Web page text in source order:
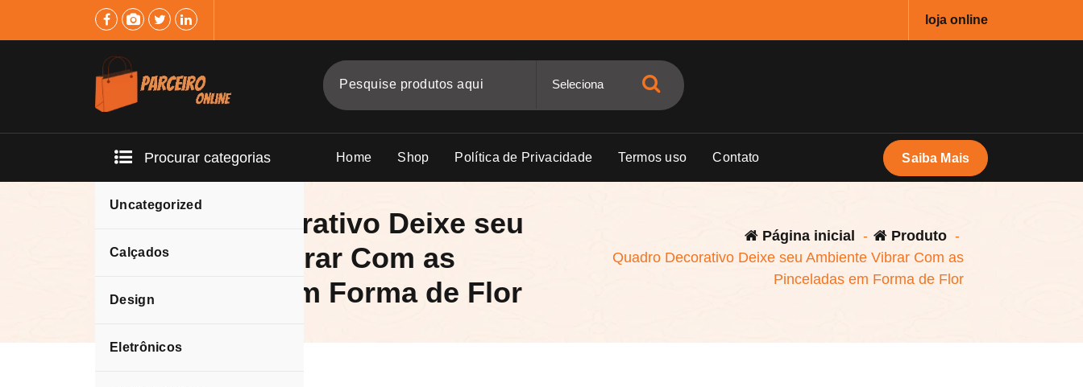
loja online
Procurar categorias
Uncategorized
Calçados
Design
Eletrônicos
Home Shop Política de Privacidade Termos uso Contato Saiba Mais
Quadro Decorativo Deixe seu
Ambiente Vibrar Com as
Pinceladas em Forma de Flor
Página inicial - Produto -
Quadro Decorativo Deixe seu Ambiente Vibrar Com as
Pinceladas em Forma de Flor